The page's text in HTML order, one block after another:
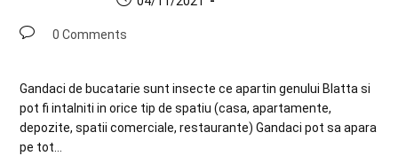
0 Comments
Gandaci de bucatarie sunt insecte ce apartin genului Blatta si
pot fi intalniti in orice tip de spatiu (casa, apartamente,
depozite, spatii comerciale, restaurante) Gandaci pot sa apara
pe tot…